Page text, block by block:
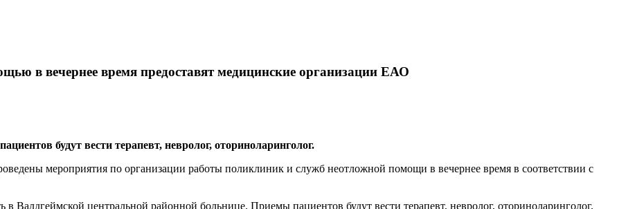
в вечернее время предоставят медицинские организации ЕАО
будут вести терапевт, невролог, оториноларинголог.
мероприятия по организации работы поликлиник и служб неотложной помощи в вечернее время в соответствии с
Валдгеймской центральной районной больнице. Приемы пациентов будут вести терапевт, невролог, оториноларинголог.